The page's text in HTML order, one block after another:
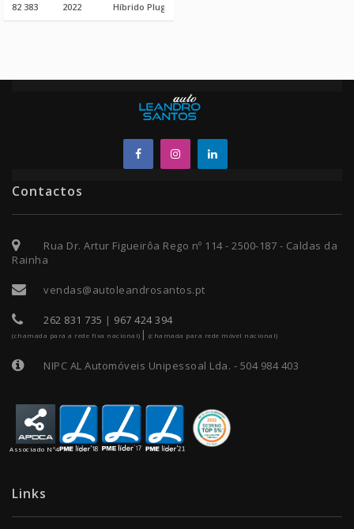
82 383 2022 Híbrido Plug-In
Contactos
Rua Dr. Artur Figueirôa Rego nº 114 - 2500-187 - Caldas da
Rainha
vendas@autoleandrosantos.pt
262 831 735 | 967 424 394
(chamada para a rede fixa nacional) | (chamada para rede móvel nacional)
NIPC AL Automóveis Unipessoal Lda. - 504 984 403
Associado Nº4
Links